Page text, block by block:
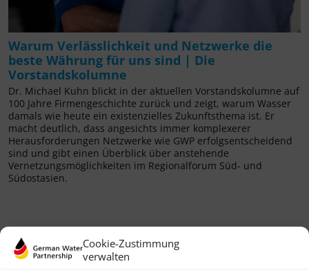
Cookie-Zustimmung
verwalten
Warum Verlässlichkeit und Netzwerke die
beste Währung für uns sind | Die
Vorstandskolumne
Dr. Michael Kuhn blickt in der aktuellen Vorstandskolumne auf
100 Jahre Firmengeschichte zurück und zeigt, warum Wasser
damals wie heute ein existenzielles Zukunftsthema ist. Er
macht deutlich, dass angesichts immer komplexerer
Herausforderungen Netzwerke wie GWP erfolgsentscheidend
sind und gibt einen Überblick über anstehende
Vernetzungsmöglichkeiten im Regionalforum Süd- und
Südostasien.